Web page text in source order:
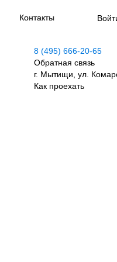
Контакты
8 (495) 666-20-65
Обратная связь
г. Мытищи, ул.
Как проехать